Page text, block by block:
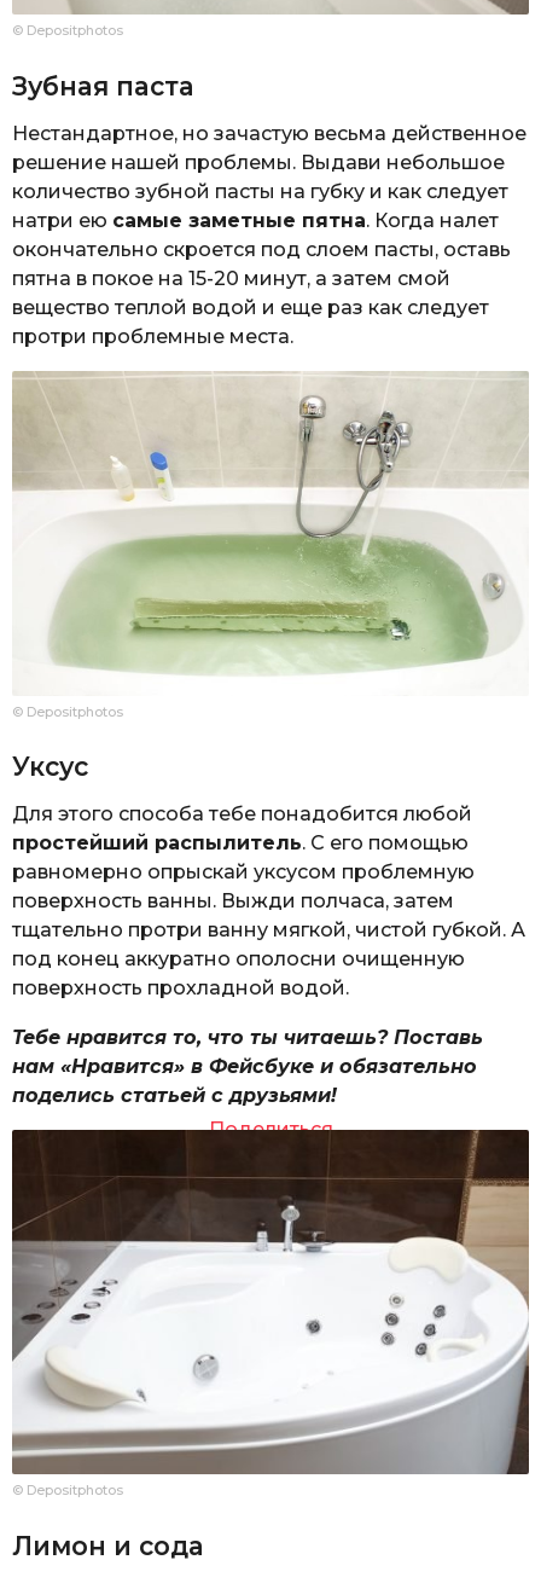
© Depositphotos
Зубная паста
Нестандартное, но зачастую весьма действенное
решение нашей проблемы. Выдави небольшое
количество зубной пасты на губку и как следует
натри ею самые заметные пятна. Когда налет
окончательно скроется под слоем пасты, оставь
пятна в покое на 15-20 минут, а затем смой
вещество теплой водой и еще раз как следует
протри проблемные места.
© Depositphotos
Уксус
Для этого способа тебе понадобится любой
простейший распылитель. С его помощью
равномерно опрыскай уксусом проблемную
поверхность ванны. Выжди полчаса, затем
тщательно протри ванну мягкой, чистой губкой. А
под конец аккуратно ополосни очищенную
поверхность прохладной водой.
Тебе нравится то, что ты читаешь? Поставь
нам «Нравится» в Фейсбуке и обязательно
поделись статьей с друзьями!
Поделиться
© Depositphotos
Лимон и сода